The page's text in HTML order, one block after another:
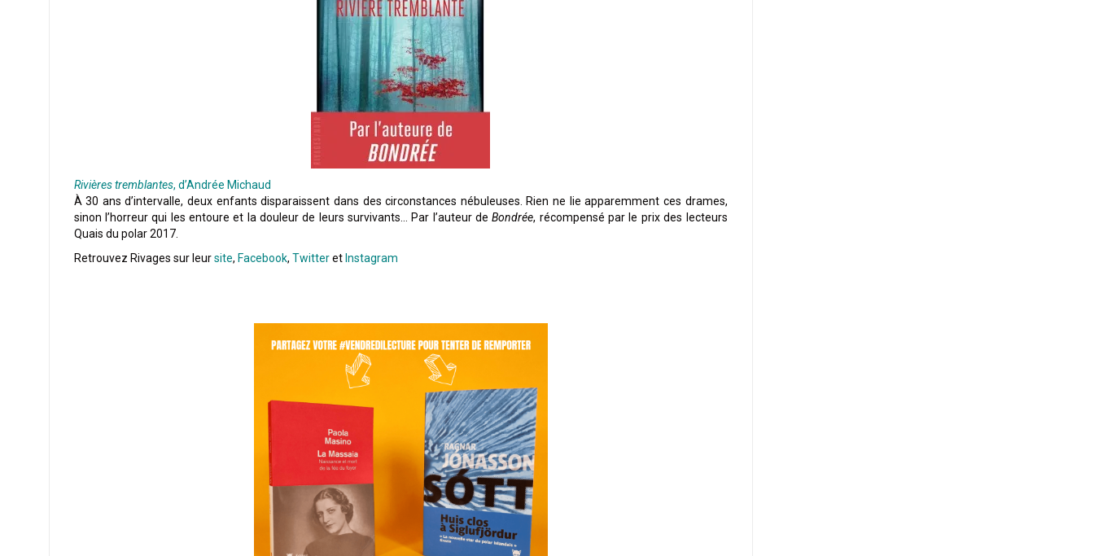
Rivières tremblantes, d’Andrée Michaud
À 30 ans d’intervalle, deux enfants disparaissent dans des circonstances nébuleuses. Rien ne lie apparemment ces drames,
sinon l’horreur qui les entoure et la douleur de leurs survivants… Par l’auteur deBondrée, récompensé par le prix des lecteurs
Quais du polar 2017.
Retrouvez Rivages sur leursite, Facebook, Twitteret Instagram